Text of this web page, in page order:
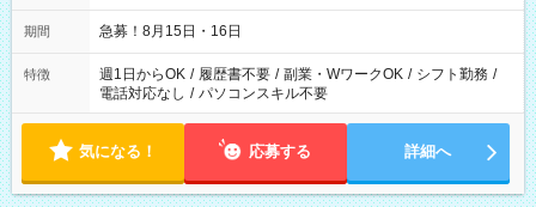
期間 急募！8月15日・16日
特徴 週1日からOK / 履歴書不要 / 副業・WワークOK / シフト勤務 /
電話対応なし / パソコンスキル不要
気になる！ 応募する 詳細へ